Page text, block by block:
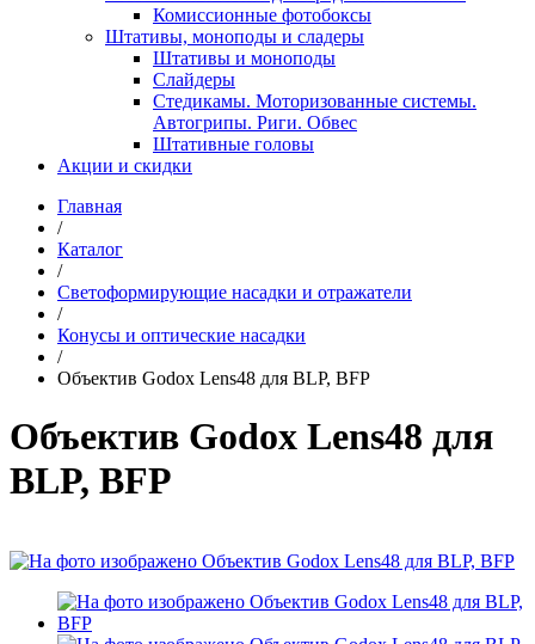
Комиссионные фотобоксы
Штативы, моноподы и сладеры
Штативы и моноподы
Слайдеры
Стедикамы. Моторизованные системы.
Автогрипы. Риги. Обвес
Штативные головы
Акции и скидки
Главная
/
Каталог
/
Светоформирующие насадки и отражатели
/
Конусы и оптические насадки
/
Объектив Godox Lens48 для BLP, BFP
Объектив Godox Lens48 для
BLP, BFP